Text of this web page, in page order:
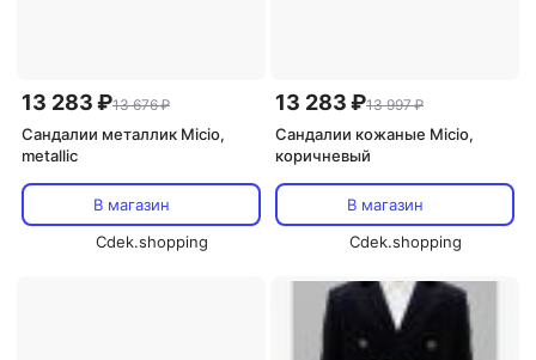
13 283 ₽13 676 ₽
Сандалии металлик Micio,
metallic
В магазин
Cdek.shopping
13 283 ₽13 997 ₽
Сандалии кожаные Micio,
коричневый
В магазин
Cdek.shopping